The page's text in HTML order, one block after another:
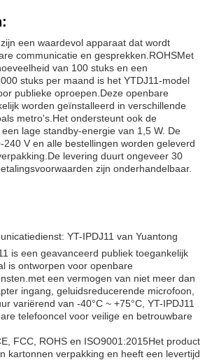
een waardevol apparaat dat wordt
communicatie en gesprekken.ROHSMet
van 100 stuks en een
stuks per maand is het YTDJ11-model
publieke oproepen.Deze openbare
worden geïnstalleerd in verschillende
metro's.Het ondersteunt ook de
lage standby-energie van 1,5 W. De
V en alle bestellingen worden geleverd
levering duurt ongeveer 30
zijn onderhandelbaar.
YT-IPDJ11 van Yuantong
is een geavanceerd publiek toegankelijk
is ontworpen voor openbare
een vermogen van niet meer dan
ingang, geluidsreducerende microfoon,
variërend van -40°C ~ +75°C, YT-IPDJ11
telefooncel voor veilige en betrouwbare
FCC, ROHS en ISO9001:2015Het product
kartonnen verpakking en heeft een levertijd